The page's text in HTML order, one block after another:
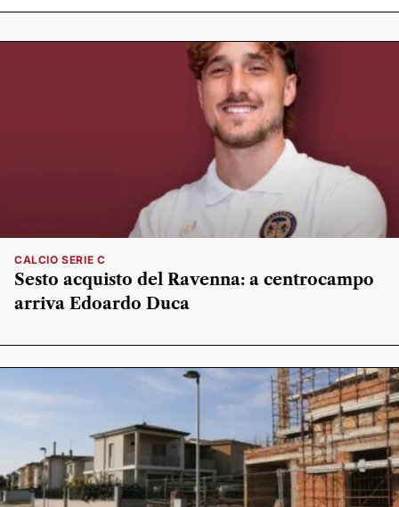
CALCIO SERIE C
Sesto acquisto del Ravenna: a centrocampo
arriva Edoardo Duca